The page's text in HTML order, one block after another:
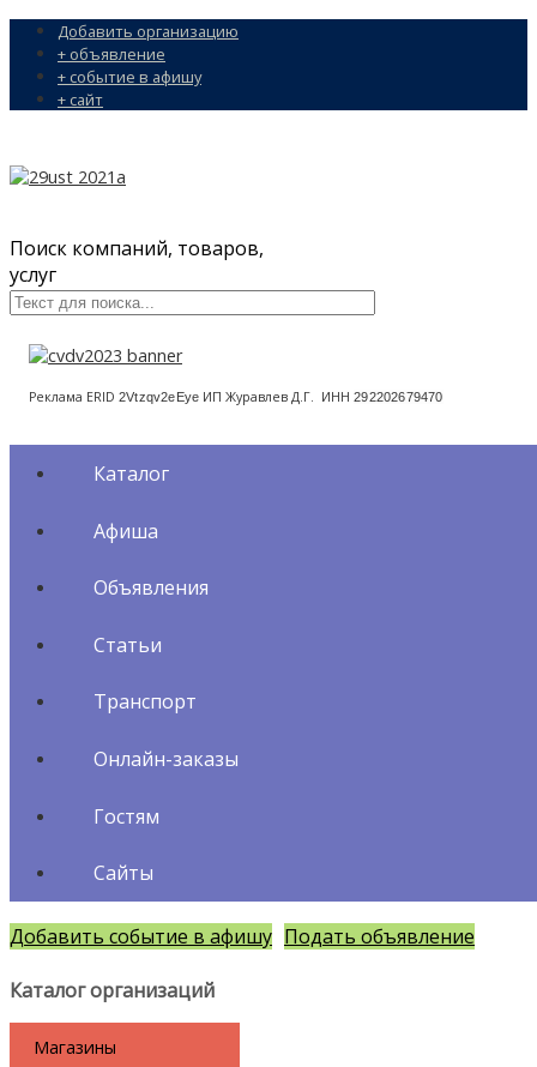
Добавить организацию
+ объявление
+ событие в афишу
+ сайт
Поиск компаний, товаров,
услуг
Реклама ERID 2Vtzqv2eEye ИП Журавлев Д.Г. ИНН292202679470
Каталог
Афиша
Объявления
Статьи
Транспорт
Онлайн-заказы
Гостям
Сайты
Добавить событие в афишу Подать объявление
Каталог организаций
Магазины